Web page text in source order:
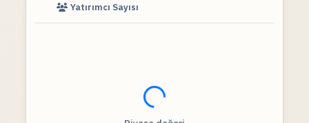
Yatırımcı Sayısı